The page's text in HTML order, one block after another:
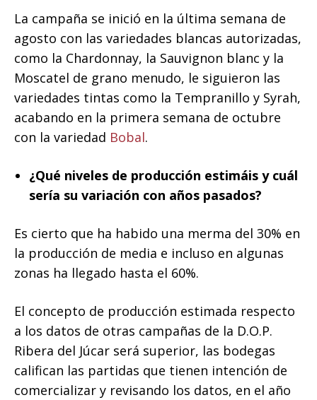
La campaña se inició en la última semana de
agosto con las variedades blancas autorizadas,
como la Chardonnay, la Sauvignon blanc y la
Moscatel de grano menudo, le siguieron las
variedades tintas como la Tempranillo y Syrah,
acabando en la primera semana de octubre
con la variedad Bobal.
¿Qué niveles de producción estimáis y cuál
sería su variación con años pasados?
Es cierto que ha habido una merma del 30% en
la producción de media e incluso en algunas
zonas ha llegado hasta el 60%.
El concepto de producción estimada respecto
a los datos de otras campañas de la D.O.P.
Ribera del Júcar será superior, las bodegas
califican las partidas que tienen intención de
comercializar y revisando los datos, en el año